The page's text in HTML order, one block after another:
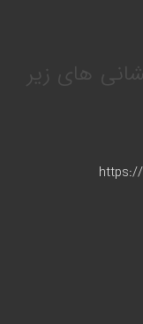
های زیر